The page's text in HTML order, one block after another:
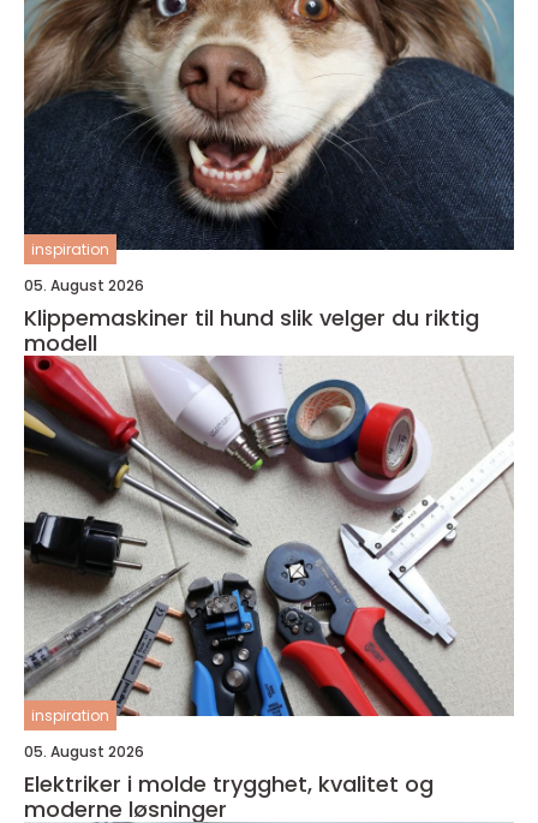
inspiration
05. August 2026
Klippemaskiner til hund slik velger du riktig
modell
inspiration
05. August 2026
Elektriker i molde trygghet, kvalitet og
moderne løsninger